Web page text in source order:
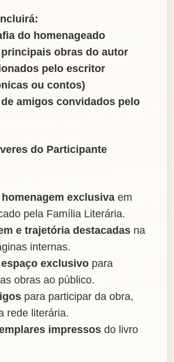
do homenageado
obras do autor
pelo escritor
ou contos)
amigos convidados pelo
do Participante
homenagem exclusiva em
pela Família Literária.
e trajetória destacadas na
internas.
espaço exclusivo para
obras ao público.
para participar da obra,
rede literária.
impressos do livro